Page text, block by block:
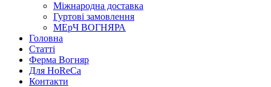
Міжнародна доставка
Гуртові замовлення
МЕрЧ ВОГНЯРА
Головна
Cтатті
Ферма Вогняр
Для HoReCa
Контакти